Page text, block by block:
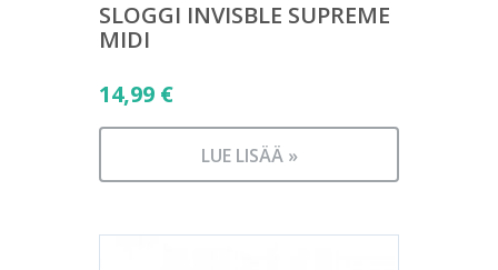
SLOGGI INVISBLE SUPREME
MIDI
14,99 €
LUE LISÄÄ »